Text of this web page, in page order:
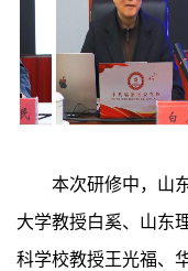
本次研修中，山东
大学教授白奚、山东
科学校教授王光福、